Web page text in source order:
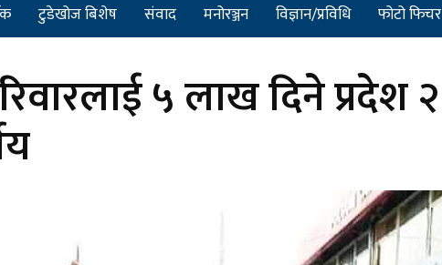
टुडेखोज बिशेष संवाद मनोरञ्जन विज्ञान/प्रविधि फोटो फिचर
५ लाख दिने प्रदेश २